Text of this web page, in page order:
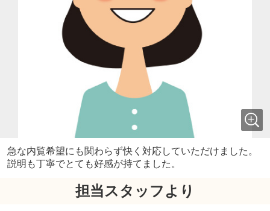
急な内覧希望にも関わらず快く対応していただけました。
説明も丁寧でとても好感が持てました。
担当スタッフより